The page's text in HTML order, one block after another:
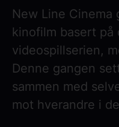
New Line Cinema
kinofilm basert på
videospillserien,
Denne gangen
sammen med
mot hverandre i